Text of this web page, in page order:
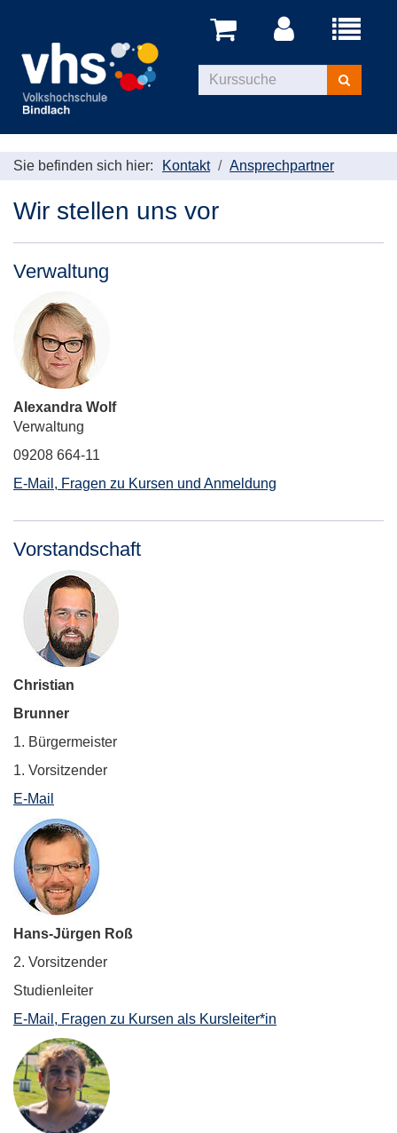
Menü
Kurse
suchen
Sie befinden sich hier: Kontakt Ansprechpartner
Wir stellen uns vor
Verwaltung
Alexandra Wolf
Verwaltung
09208 664-11
E-Mail, Fragen zu Kursen und Anmeldung
Vorstandschaft
Christian
Brunner
1. Bürgermeister
1. Vorsitzender
E-Mail
Hans-Jürgen Roß
2. Vorsitzender
Studienleiter
E-Mail, Fragen zu Kursen als Kursleiter*in